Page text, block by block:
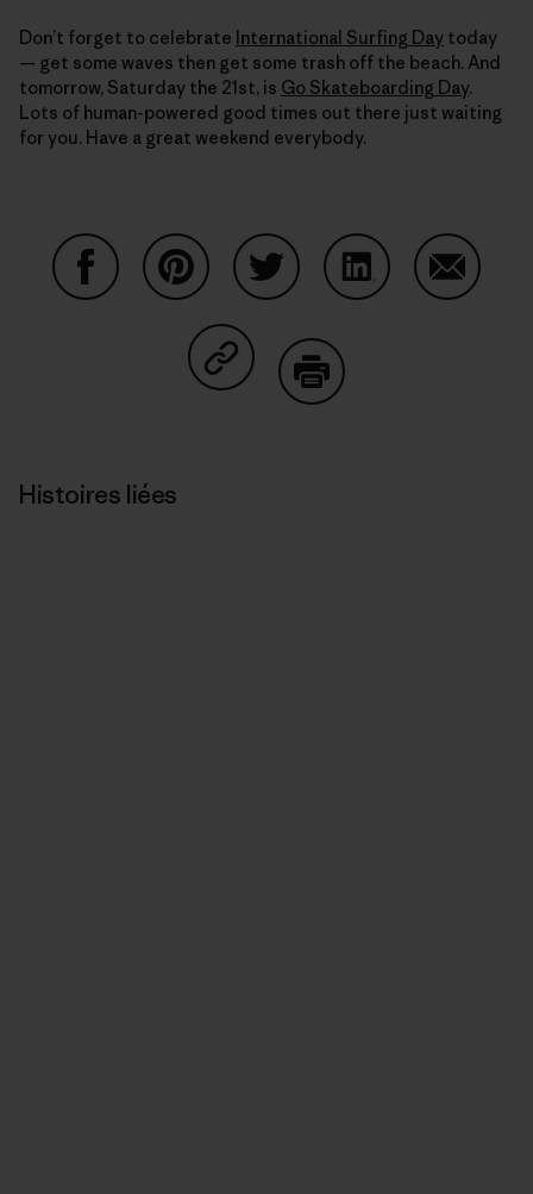
Don’t forget to celebrate International Surfing Day today
— get some waves then get some trash off the beach. And
tomorrow, Saturday the 21st, is Go Skateboarding Day.
Lots of human-powered good times out there just waiting
for you. Have a great weekend everybody.
Partager sur Copy Link
Histoires liées